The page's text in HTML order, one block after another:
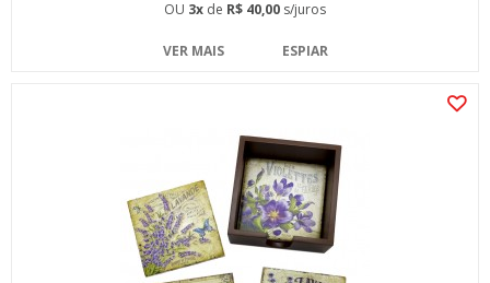
OU 3x de R$ 40,00 s/juros
VER MAIS ESPIAR